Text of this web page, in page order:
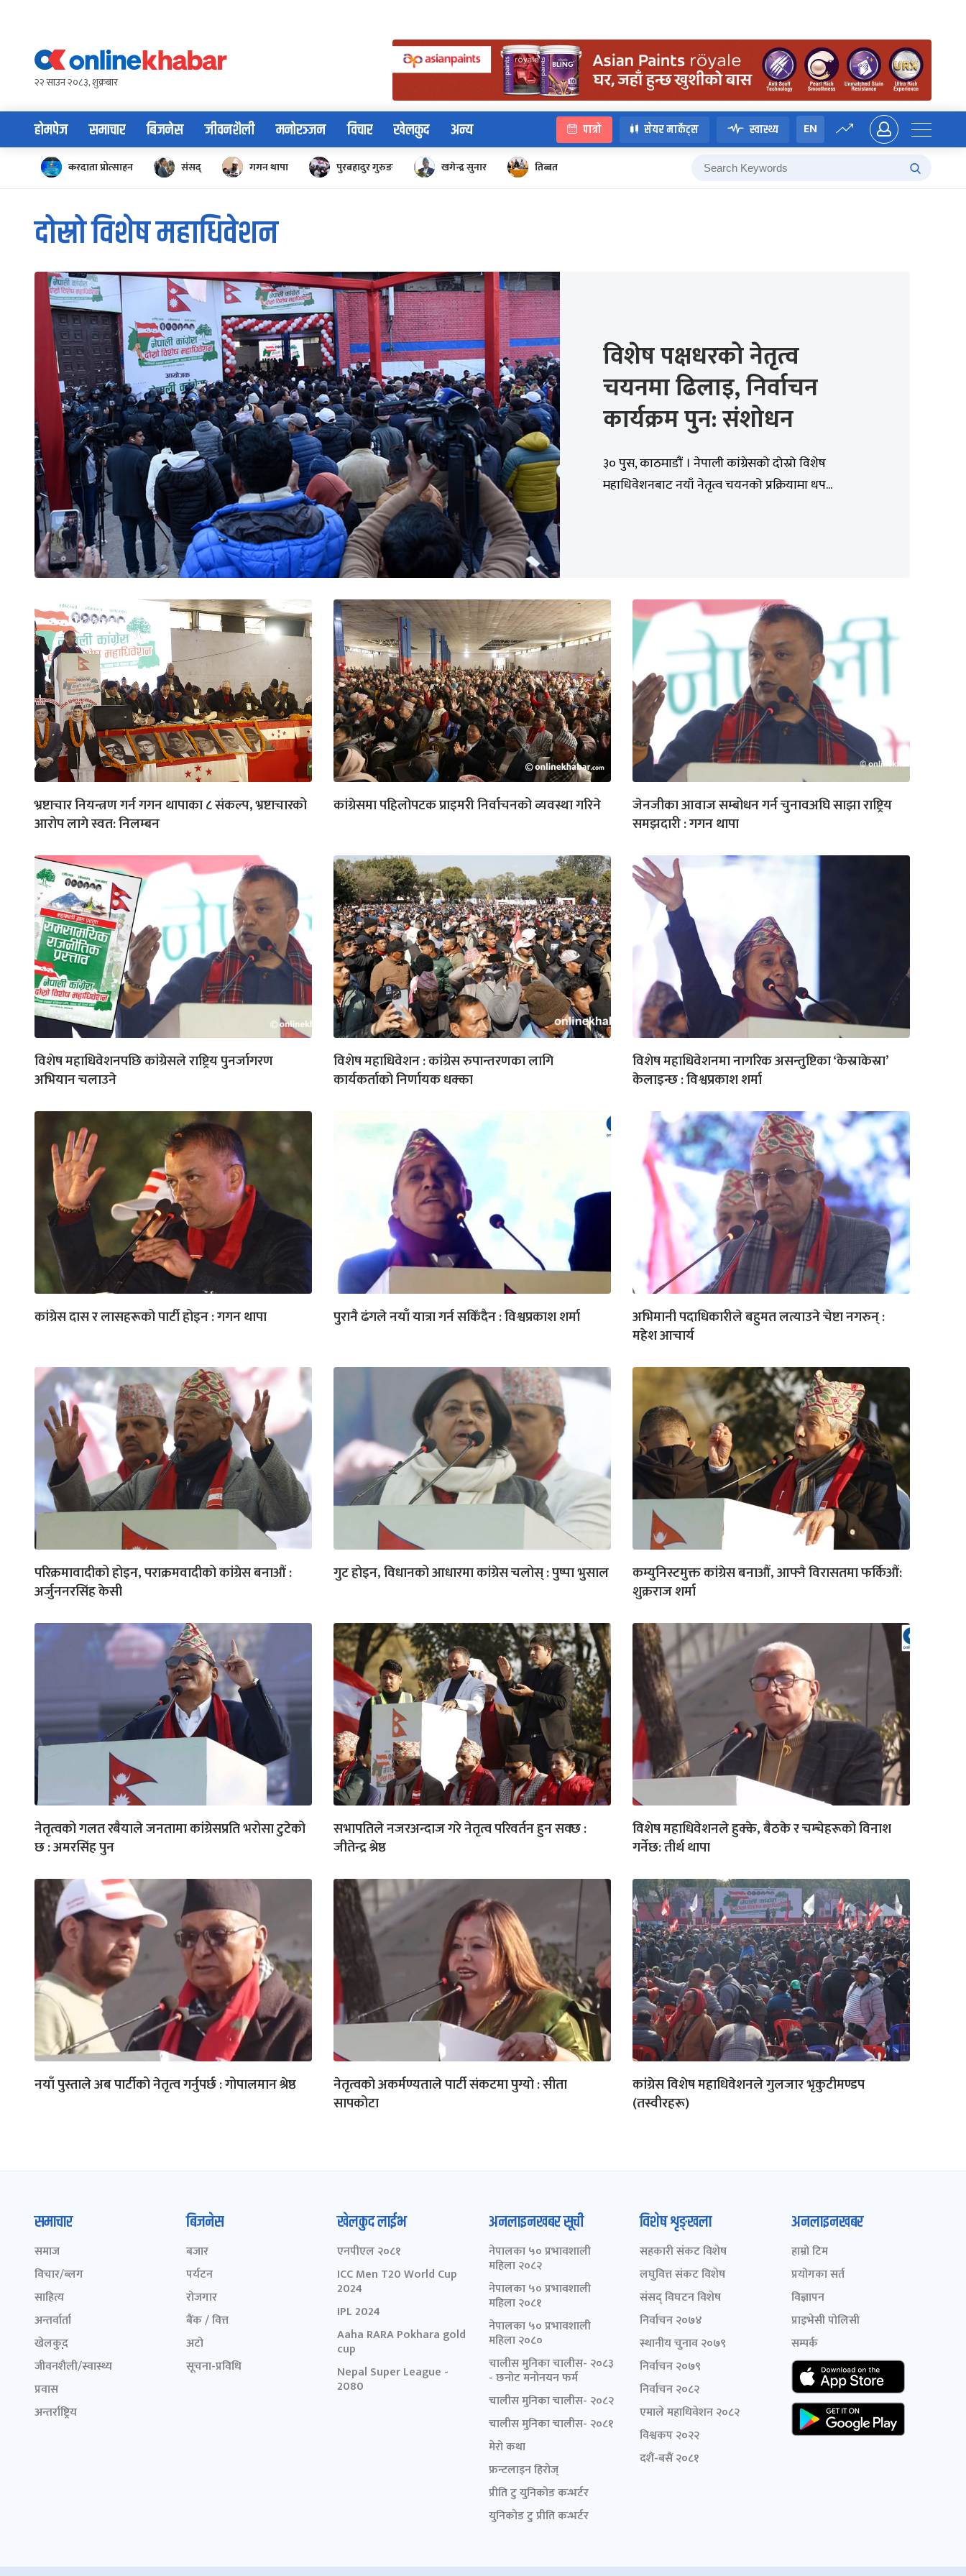
content२२ साउन २०८३, शुक्रबार
होमपेज समाचार बिजनेस जीवनशैली मनोरञ्जन विचार खेलकुद अन्य पात्रो सेयर मार्केट्स स्वास्थ्य EN
करदाता प्रोत्साहन संसद् गगन थापा पुरबहादुर गुरुङ खगेन्द्र सुनार तिब्बत
दोस्रो विशेष महाधिवेशन
विशेष पक्षधरको नेतृत्व
चयनमा ढिलाइ, निर्वाचन
कार्यक्रम पुन: संशोधन
३० पुस, काठमाडौं । नेपाली कांग्रेसको दोस्रो विशेष
महाधिवेशनबाट नयाँ नेतृत्व चयनको प्रक्रियामा थप...
भ्रष्टाचार नियन्त्रण गर्न गगन थापाका ८ संकल्प, भ्रष्टाचारको
आरोप लागे स्वत: निलम्बन
कांग्रेसमा पहिलोपटक प्राइमरी निर्वाचनको व्यवस्था गरिने
जेनजीका आवाज सम्बोधन गर्न चुनावअघि साझा राष्ट्रिय
समझदारी : गगन थापा
विशेष महाधिवेशनपछि कांग्रेसले राष्ट्रिय पुनर्जागरण
अभियान चलाउने
विशेष महाधिवेशन : कांग्रेस रुपान्तरणका लागि
कार्यकर्ताको निर्णायक धक्का
विशेष महाधिवेशनमा नागरिक असन्तुष्टिका ‘केस्राकेस्रा’
केलाइन्छ : विश्वप्रकाश शर्मा
कांग्रेस दास र लासहरूको पार्टी होइन : गगन थापा पुरानै ढंगले नयाँ यात्रा गर्न सकिँदैन : विश्वप्रकाश शर्मा
अभिमानी पदाधिकारीले बहुमत लत्याउने चेष्टा नगरुन् :
महेश आचार्य
परिक्रमावादीको होइन, पराक्रमवादीको कांग्रेस बनाऔं :
अर्जुननरसिंह केसी
गुट होइन, विधानको आधारमा कांग्रेस चलोस् : पुष्पा भुसाल
कम्युनिस्टमुक्त कांग्रेस बनाऔं, आफ्नै विरासतमा फर्किऔं:
शुक्रराज शर्मा
नेतृत्वको गलत रबैयाले जनतामा कांग्रेसप्रति भरोसा टुटेको
छ : अमरसिंह पुन
सभापतिले नजरअन्दाज गरे नेतृत्व परिवर्तन हुन सक्छ :
जीतेन्द्र श्रेष्ठ
विशेष महाधिवेशनले हुक्के, बैठके र चम्चेहरूको विनाश
गर्नेछ: तीर्थ थापा
नयाँ पुस्ताले अब पार्टीको नेतृत्व गर्नुपर्छ : गोपालमान श्रेष्ठ
नेतृत्वको अकर्मण्यताले पार्टी संकटमा पुग्यो : सीता
सापकोटा
कांग्रेस विशेष महाधिवेशनले गुलजार भृकुटीमण्डप
(तस्वीरहरू)
समाचार
समाज
विचार/ब्लग
साहित्य
अन्तर्वार्ता
खेलकुद़़
जीवनशैली/स्वास्थ्य
प्रवास
अन्तर्राष्ट्रिय
बिजनेस
बजार
पर्यटन
रोजगार
बैंक / वित्त
अटो
सूचना-प्रविधि
खेलकुद लाईभ
एनपीएल २०८१
ICC Men T20 World Cup
2024
IPL 2024
Aaha RARA Pokhara gold
cup
Nepal Super League -
2080
अनलाइनखबर सूची
नेपालका ५० प्रभावशाली
महिला २०८२
नेपालका ५० प्रभावशाली
महिला २०८१
नेपालका ५० प्रभावशाली
महिला २०८०
चालीस मुनिका चालीस- २०८३
- छनोट मनोनयन फर्म
चालीस मुनिका चालीस- २०८२
चालीस मुनिका चालीस- २०८१
मेरो कथा
फ्रन्टलाइन हिरोज्
प्रीति टु युनिकोड कन्भर्टर
युनिकोड टु प्रीति कन्भर्टर
विशेष शृङ्खला
सहकारी संकट विशेष
लघुवित्त संकट विशेष
संसद् विघटन विशेष
निर्वाचन २०७४
स्थानीय चुनाव २०७९
निर्वाचन २०७९
निर्वाचन २०८२
एमाले महाधिवेशन २०८२
विश्वकप २०२२
दशैं-बसैं २०८१
अनलाइनखबर
हाम्रो टिम
प्रयोगका सर्त
विज्ञापन
प्राइभेसी पोलिसी
सम्पर्क